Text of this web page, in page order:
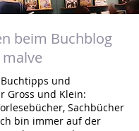
beim Buchblog
und
Gross und Klein:
Sachbücher
bin immer auf der